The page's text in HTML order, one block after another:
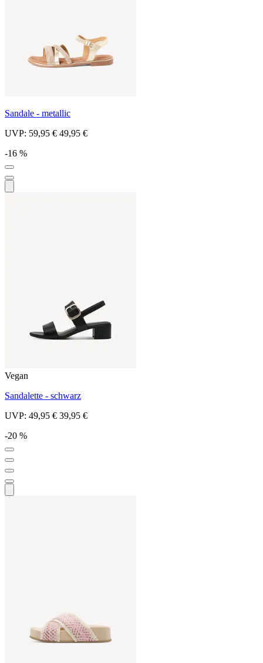
Sandale - metallic
UVP: 59,95 € 49,95 €
-16 %
Vegan
Sandalette - schwarz
UVP: 49,95 € 39,95 €
-20 %